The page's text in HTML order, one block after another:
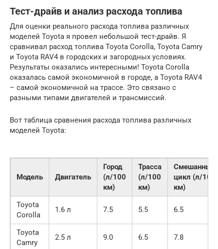
Тест-драйв и анализ расхода топлива
Для оценки реального расхода топлива различных
моделей Toyota я провел небольшой тест-драйв. Я
сравнивал расход топлива Toyota Corolla, Toyota Camry
и Toyota RAV4 в городских и загородных условиях.
Результаты оказались интересными! Toyota Corolla
оказалась самой экономичной в городе, а Toyota RAV4
– самой экономичной на трассе. Это связано с
разными типами двигателей и трансмиссий.
Вот таблица сравнения расхода топлива различных
моделей Toyota:
Модель Двигатель
Город
(л/100
км)
Трасса
(л/100
км)
Смешанный
цикл (л/100
км)
Toyota
Corolla
1.6 л 7.5 5.5 6.5
Toyota
Camry
2.5 л 9.0 6.5 7.8